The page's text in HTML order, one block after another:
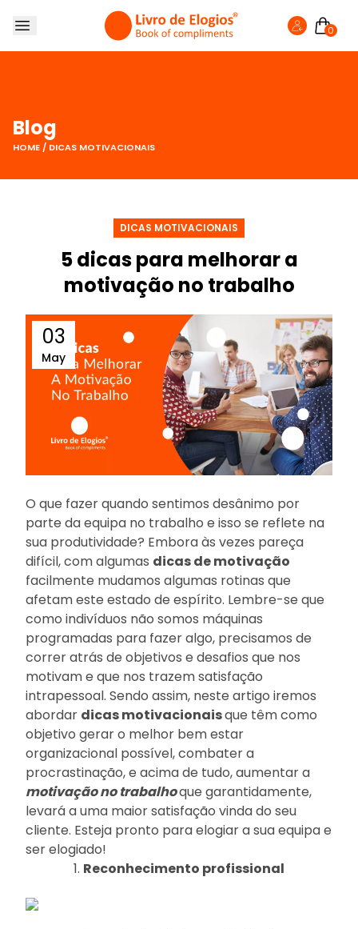
0
FAZER ELOGIO
BLOG
Blog
HOME / DICAS MOTIVACIONAIS
DICAS MOTIVACIONAIS
5 dicas para melhorar a
motivação no trabalho
03
May
O que fazer quando sentimos desânimo por
parte da equipa no trabalho e isso se reflete na
sua produtividade? Embora às vezes pareça
difícil, com algumas dicas de motivação
facilmente mudamos algumas rotinas que
afetam este estado de espírito. Lembre-se que
como indivíduos não somos máquinas
programadas para fazer algo, precisamos de
correr atrás de objetivos e desafios que nos
motivam e que nos trazem satisfação
intrapessoal. Sendo assim, neste artigo iremos
abordar dicas motivacionaisque têm como
objetivo gerar o melhor bem estar
organizacional possível, combater a
procrastinação, e acima de tudo, aumentar a
motivação no trabalhoque garantidamente,
levará a uma maior satisfação vinda do seu
cliente. Esteja pronto para elogiar a sua equipa e
ser elogiado!
1. Reconhecimento profissional